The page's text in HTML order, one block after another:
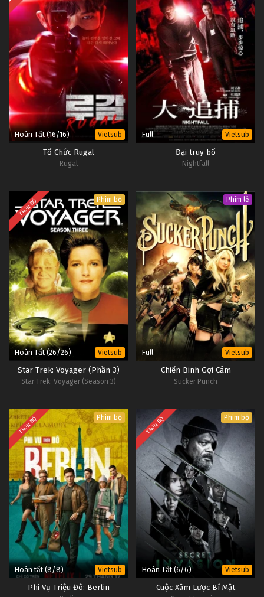
Hoàn Tất (16/16) Vietsub
Tổ Chức Rugal
Rugal
Full Vietsub
Đại truy bổ
Nightfall
TRỌN BỘ Phim bộ
Hoàn Tất (26/26) Vietsub
Star Trek: Voyager (Phần 3)
Star Trek: Voyager (Season 3)
Phim lẻ
Full Vietsub
Chiến Binh Gợi Cảm
Sucker Punch
TRỌN BỘ Phim bộ
Hoàn tất (8/8) Vietsub
Phi Vụ Triệu Đô: Berlin
TRỌN BỘ Phim bộ
Hoàn Tất (6/6) Vietsub
Cuộc Xâm Lược Bí Mật